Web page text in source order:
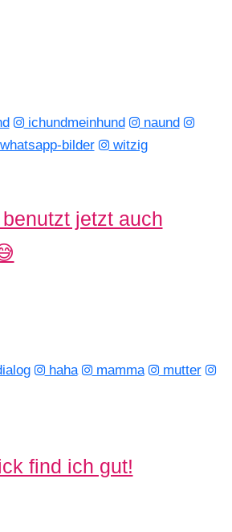
ichundmeinhund
naund
bilder witzig
jetzt auch
haha mamma
mutter
find ich gut!